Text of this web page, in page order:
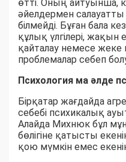
өтті. Оның айтуынша,
әйелдермен
білмейді. Бұған бала
құлық үлгілері, жақын
қайталау немесе жеке
проблемалар себеп
Психология ма әлде
Бірқатар жағдайда
себебі психикалық
Алайда Михнюк бұл
бөлігіне қатысты
қою мүмкін емес